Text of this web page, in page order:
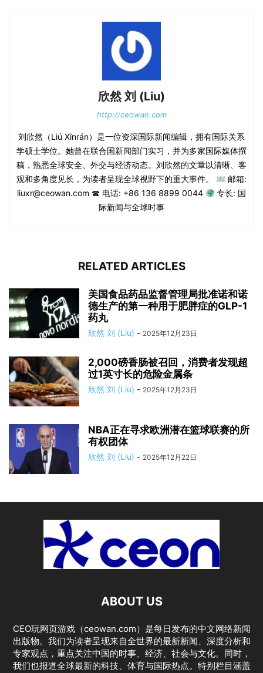
欣然 刘 (Liu)
http://ceowan.com
刘欣然（Liú Xīnrán）是一位资深国际新闻编辑，拥有国际关系
学硕士学位。她曾在联合国新闻部门实习，并为多家国际媒体撰
稿，熟悉全球安全、外交与经济动态。刘欣然的文章以清晰、客
观和多角度见长，为读者呈现全球视野下的重大事件。
邮箱:
liuxr@ceowan.com ☎ 电话: +86 136 8899 0044
专长: 国
际新闻与全球时事
RELATED ARTICLES
美国食品药品监督管理局批准诺和诺
德生产的第一种用于肥胖症的GLP-1
药丸
欣然 刘 (Liu) - 2025年12月23日
2,000磅香肠被召回，消费者发现超
过1英寸长的危险金属条
欣然 刘 (Liu) - 2025年12月23日
NBA正在寻求欧洲潜在篮球联赛的所
有权团体
欣然 刘 (Liu) - 2025年12月22日
ABOUT US
CEO玩网页游戏（ceowan.com）是每日发布的中文网络新闻
出版物。我们为读者呈现来自全世界的最新新闻、深度分析和
专家观点，重点关注中国的时事、经济、社会与文化。同时，
我们也报道全球最新的科技、体育与国际热点。特别栏目涵盖